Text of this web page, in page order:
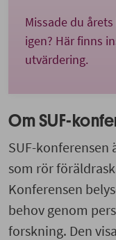
Missade du
igen? Här finns
utvärdering.
Om SUF-
SUF-
som rör
Konferensen
behov genom
forskning. Den